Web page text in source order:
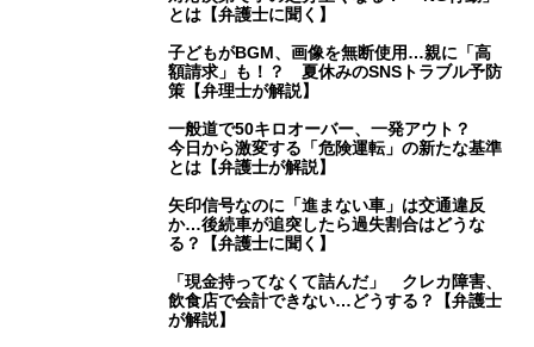
とは【弁護士に聞く】
子どもがBGM、画像を無断使用…親に「高
額請求」も！？ 夏休みのSNSトラブル予防
策【弁理士が解説】
一般道で50キロオーバー、一発アウト？
今日から激変する「危険運転」の新たな基準
とは【弁護士が解説】
矢印信号なのに「進まない車」は交通違反
か…後続車が追突したら過失割合はどうな
る？【弁護士に聞く】
「現金持ってなくて詰んだ」 クレカ障害、
飲食店で会計できない…どうする？【弁護士
が解説】